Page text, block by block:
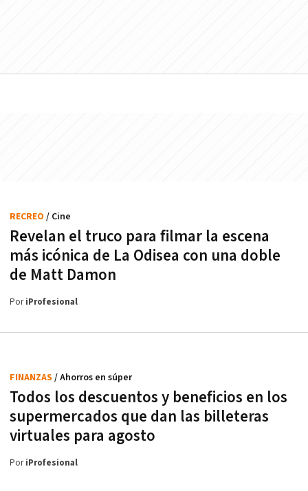
Revelan el truco para filmar la escena
más icónica de La Odisea con una doble
de Matt Damon
RECREO / Cine
PoriProfesional
Todos los descuentos y beneficios en los
supermercados que dan las billeteras
virtuales para agosto
FINANZAS / Ahorros en súper
PoriProfesional